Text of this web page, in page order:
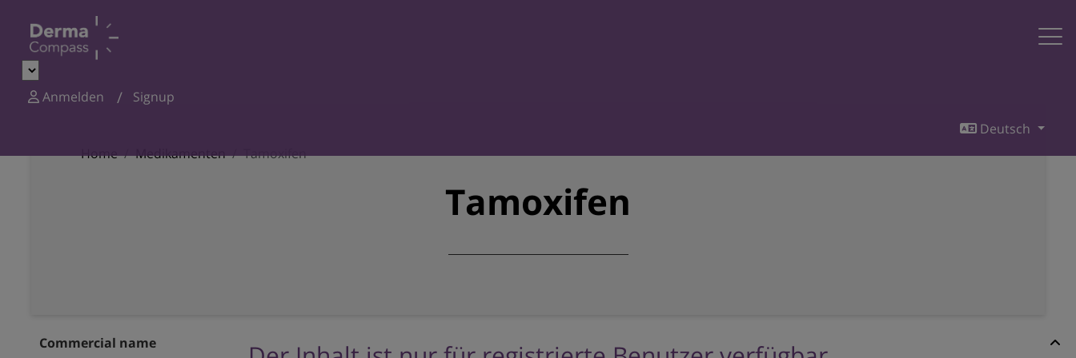
Anmelden
Signup
Deutsch
Home
Medikamenten Tamoxifen
Tamoxifen
Commercial name